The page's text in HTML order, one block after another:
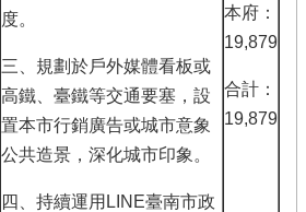
度。
三、規劃於戶外媒體看板或
高鐵、臺鐵等交通要塞，設
置本市行銷廣告或城市意象
公共造景，深化城市印象。
四、持續運用LINE臺南市政
本府：
19,879
合計：
19,879